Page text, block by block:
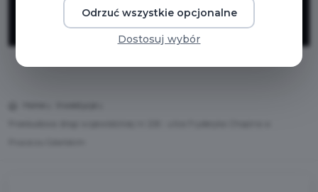
Gdańskim
Odrzuć wszystkie opcjonalne
Dostosuj wybór